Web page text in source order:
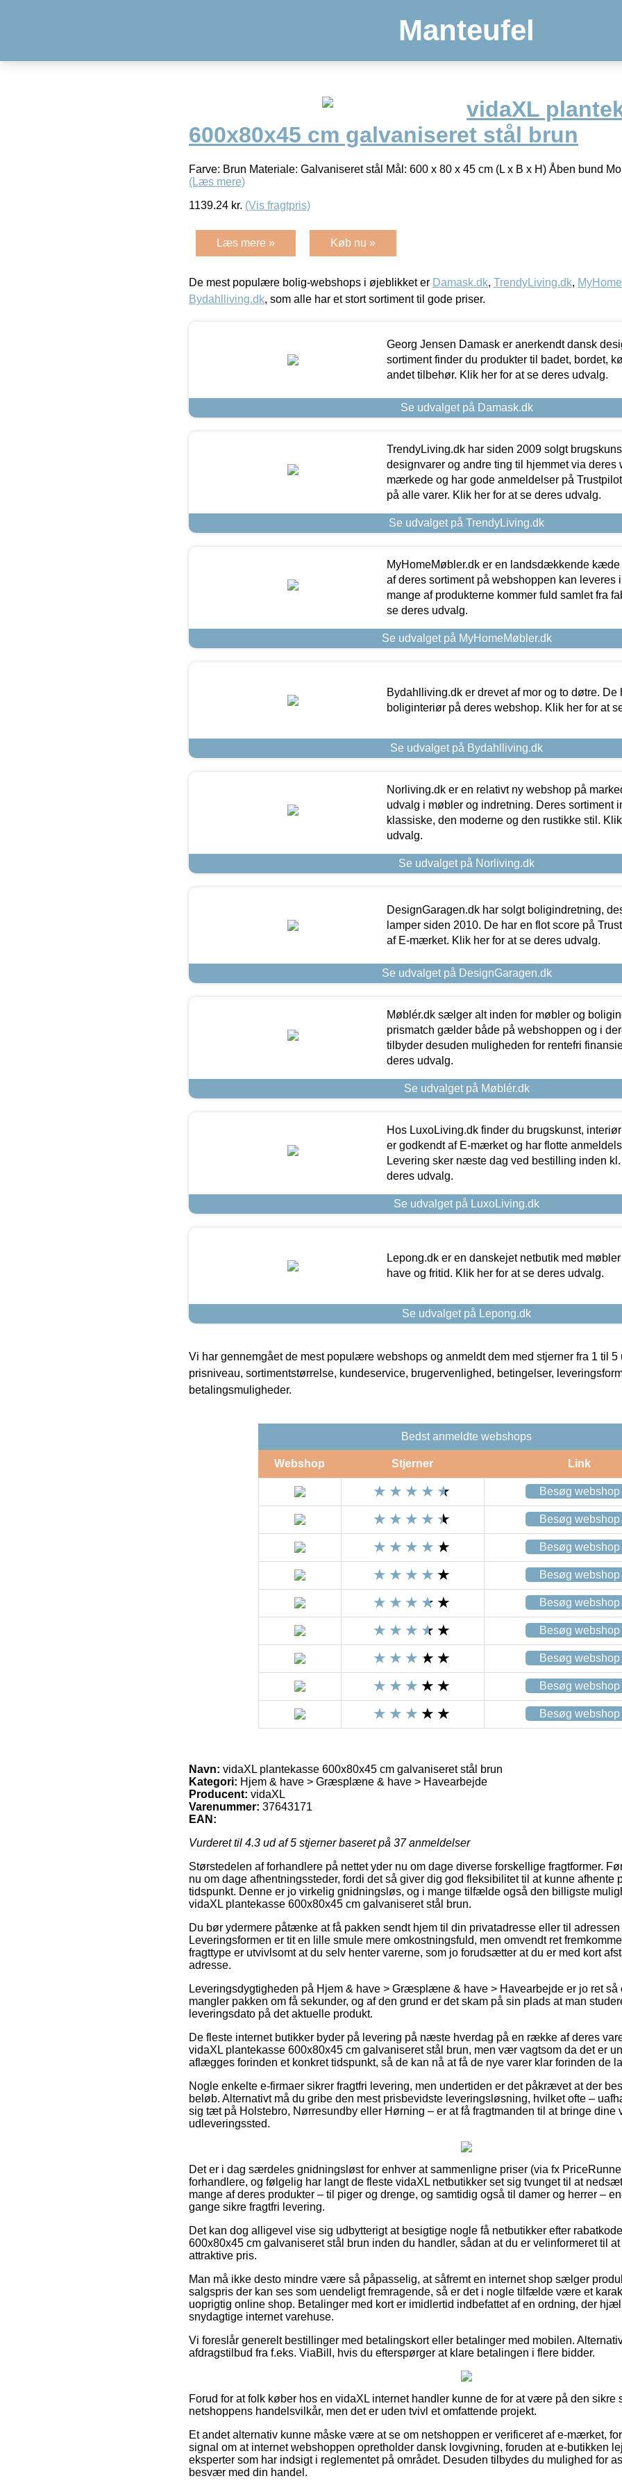
Manteufel
vidaXL
600x80x45 cm galvaniseret stål brun
Farve: Brun Materiale: Galvaniseret stål Mål: 600 x 80 x 45 cm (L x B x H) Åben bund
(Læs mere)
1139.24 kr. (Vis fragtpris)
Læs mere » Køb nu »
De mest populære bolig-webshops i øjeblikket er Damask.dk, TrendyLiving.dk,
Bydahlliving.dk, som alle har et stort sortiment til gode priser.
Georg Jensen Damask er anerkendt dansk
sortiment finder du produkter til badet, bordet,
andet tilbehør. Klik her for at se deres udvalg.
Se udvalget på Damask.dk
TrendyLiving.dk har siden 2009 solgt
designvarer og andre ting til hjemmet via deres
mærkede og har gode anmeldelser på
på alle varer. Klik her for at se deres udvalg.
Se udvalget på TrendyLiving.dk
MyHomeMøbler.dk er en landsdækkende kæde
af deres sortiment på webshoppen kan leveres
mange af produkterne kommer fuld samlet fra
se deres udvalg.
Se udvalget på MyHomeMøbler.dk
Bydahlliving.dk er drevet af mor og to døtre. De
boliginteriør på deres webshop. Klik her for at
Se udvalget på Bydahlliving.dk
Norliving.dk er en relativt ny webshop på
udvalg i møbler og indretning. Deres sortiment
klassiske, den moderne og den rustikke stil.
udvalg.
Se udvalget på Norliving.dk
DesignGaragen.dk har solgt boligindretning,
lamper siden 2010. De har en flot score på
af E-mærket. Klik her for at se deres udvalg.
Se udvalget på DesignGaragen.dk
Møblér.dk sælger alt inden for møbler og
prismatch gælder både på webshoppen og i
tilbyder desuden muligheden for rentefri
deres udvalg.
Se udvalget på Møblér.dk
Hos LuxoLiving.dk finder du brugskunst,
er godkendt af E-mærket og har flotte
Levering sker næste dag ved bestilling inden
deres udvalg.
Se udvalget på LuxoLiving.dk
Lepong.dk er en danskejet netbutik med
have og fritid. Klik her for at se deres udvalg.
Se udvalget på Lepong.dk
Vi har gennemgået de mest populære webshops og anmeldt dem med stjerner fra 1 til 5
prisniveau, sortimentstørrelse, kundeservice, brugervenlighed, betingelser,
betalingsmuligheder.
Bedst anmeldte webshops
Webshop Stjerner Link
Besøg webshop
Besøg webshop
Besøg webshop
Besøg webshop
Besøg webshop
Besøg webshop
Besøg webshop
Besøg webshop
Besøg webshop
Navn: vidaXL plantekasse 600x80x45 cm galvaniseret stål brun
Kategori: Hjem & have > Græsplæne & have > Havearbejde
Producent: vidaXL
Varenummer: 37643171
EAN:
Vurderet til 4.3 ud af 5 stjerner baseret på 37anmeldelser
Størstedelen af forhandlere på nettet yder nu om dage diverse forskellige fragtformer.
nu om dage afhentningssteder, fordi det så giver dig god fleksibilitet til at kunne afhente
tidspunkt. Denne er jo virkelig gnidningsløs, og i mange tilfælde også den billigste
vidaXL plantekasse 600x80x45 cm galvaniseret stål brun.
Du bør ydermere påtænke at få pakken sendt hjem til din privatadresse eller til adressen
Leveringsformen er tit en lille smule mere omkostningsfuld, men omvendt ret
fragttype er utvivlsomt at du selv henter varerne, som jo forudsætter at du er med kort
adresse.
Leveringsdygtigheden på Hjem & have > Græsplæne & have > Havearbejde er jo ret så
mangler pakken om få sekunder, og af den grund er det skam på sin plads at man
leveringsdato på det aktuelle produkt.
De fleste internet butikker byder på levering på næste hverdag på en række af deres
vidaXL plantekasse 600x80x45 cm galvaniseret stål brun, men vær vagtsom da det er
aflægges forinden et konkret tidspunkt, så de kan nå at få de nye varer klar forinden de
Nogle enkelte e-firmaer sikrer fragtfri levering, men undertiden er det påkrævet at der
beløb. Alternativt må du gribe den mest prisbevidste leveringsløsning, hvilket ofte –
sig tæt på Holstebro, Nørresundby eller Hørning – er at få fragtmanden til at bringe dine
udleveringssted.
Det er i dag særdeles gnidningsløst for enhver at sammenligne priser (via fx
forhandlere, og følgelig har langt de fleste vidaXL netbutikker set sig tvunget til at
mange af deres produkter – til piger og drenge, og samtidig også til damer og herrer –
gange sikre fragtfri levering.
Det kan dog alligevel vise sig udbytterigt at besigtige nogle få netbutikker efter
600x80x45 cm galvaniseret stål brun inden du handler, sådan at du er velinformeret til
attraktive pris.
Man må ikke desto mindre være så påpasselig, at såfremt en internet shop sælger
salgspris der kan ses som uendeligt fremragende, så er det i nogle tilfælde være et
uoprigtig online shop. Betalinger med kort er imidlertid indbefattet af en ordning, der
snydagtige internet varehuse.
Vi foreslår generelt bestillinger med betalingskort eller betalinger med mobilen.
afdragstilbud fra f.eks. ViaBill, hvis du efterspørger at klare betalingen i flere bidder.
Forud for at folk køber hos en vidaXL internet handler kunne de for at være på den sikre
netshoppens handelsvilkår, men det er uden tvivl et omfattende projekt.
Et andet alternativ kunne måske være at se om netshoppen er verificeret af e-mærket,
signal om at internet webshoppen opretholder dansk lovgivning, foruden at e-butikken
eksperter som har indsigt i reglementet på området. Desuden tilbydes du mulighed for
besvær med din handel.